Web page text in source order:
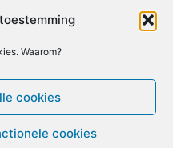
Waarom?
cookies
cookies
gaat dan spugen, zijn
reactie te plaatsen.